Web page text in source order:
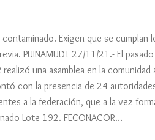
Exigen que se cumplan
PUINAMUDT 27/11/21.- El
realizó una asamblea en la comunidad
con la presencia de 24
a la federación, que a la vez
Lote 192. FECONACOR…